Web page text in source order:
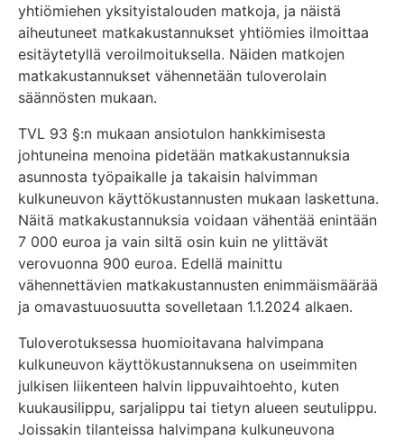
yhtiömiehen yksityistalouden matkoja, ja näistä
aiheutuneet matkakustannukset yhtiömies ilmoittaa
esitäytetyllä veroilmoituksella. Näiden matkojen
matkakustannukset vähennetään tuloverolain
säännösten mukaan.
TVL 93 §:n mukaan ansiotulon hankkimisesta
johtuneina menoina pidetään matkakustannuksia
asunnosta työpaikalle ja takaisin halvimman
kulkuneuvon käyttökustannusten mukaan laskettuna.
Näitä matkakustannuksia voidaan vähentää enintään
7 000 euroa ja vain siltä osin kuin ne ylittävät
verovuonna 900 euroa. Edellä mainittu
vähennettävien matkakustannusten enimmäismäärää
ja omavastuuosuutta sovelletaan 1.1.2024 alkaen.
Tuloverotuksessa huomioitavana halvimpana
kulkuneuvon käyttökustannuksena on useimmiten
julkisen liikenteen halvin lippuvaihtoehto, kuten
kuukausilippu, sarjalippu tai tietyn alueen seutulippu.
Joissakin tilanteissa halvimpana kulkuneuvona